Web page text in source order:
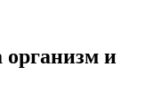
организм и